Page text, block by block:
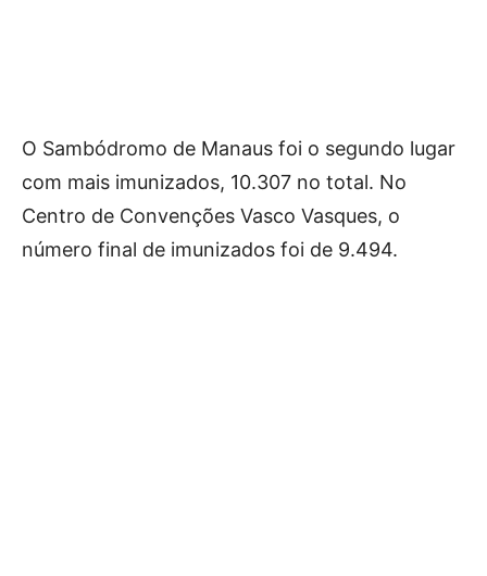
O Sambódromo de Manaus foi o segundo lugar
com mais imunizados, 10.307 no total. No
Centro de Convenções Vasco Vasques, o
número final de imunizados foi de 9.494.